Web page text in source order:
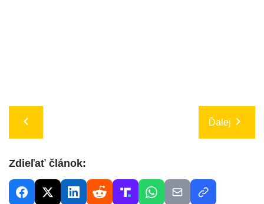
Ďalej
Zdieľať článok: